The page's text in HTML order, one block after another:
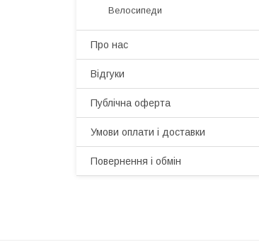
Велосипеди
Про нас
Відгуки
Публічна оферта
Умови оплати і доставки
Повернення і обмін